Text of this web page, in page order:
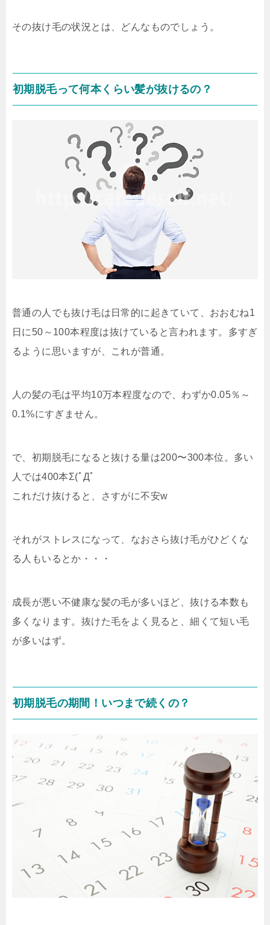
その抜け毛の状況とは、どんなものでしょう。
初期脱毛って何本くらい髪が抜けるの？
普通の人でも抜け毛は日常的に起きていて、おおむね1
日に50～100本程度は抜けていると言われます。多すぎ
るように思いますが、これが普通。
人の髪の毛は平均10万本程度なので、わずか0.05％～
0.1%にすぎません。
で、初期脱毛になると抜ける量は200〜300本位。多い
人では400本Σ(ﾟДﾟ
これだけ抜けると、さすがに不安w
それがストレスになって、なおさら抜け毛がひどくな
る人もいるとか・・・
成長が悪い不健康な髪の毛が多いほど、抜ける本数も
多くなります。抜けた毛をよく見ると、細くて短い毛
が多いはず。
初期脱毛の期間！いつまで続くの？